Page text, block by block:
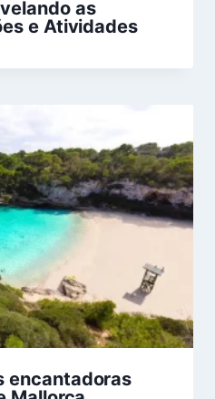
as
e Atividades
encantadoras